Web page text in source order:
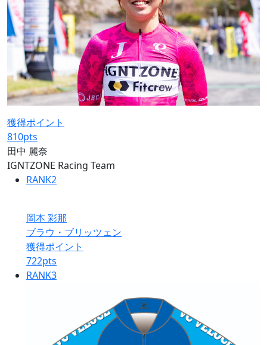
獲得ポイント
810pts
田中 麗奈
IGNTZONE Racing Team
RANK2
岡本 彩那
ブラウ・ブリッツェン
獲得ポイント
722pts
RANK3